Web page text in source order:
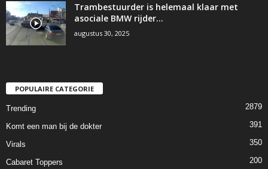
Trambestuurder is helemaal klaar met
asociale BMW rijder…
augustus 30, 2025
POPULAIRE CATEGORIE
Trending 2879
Komt een man bij de dokter 391
Virals 350
Cabaret Toppers 200